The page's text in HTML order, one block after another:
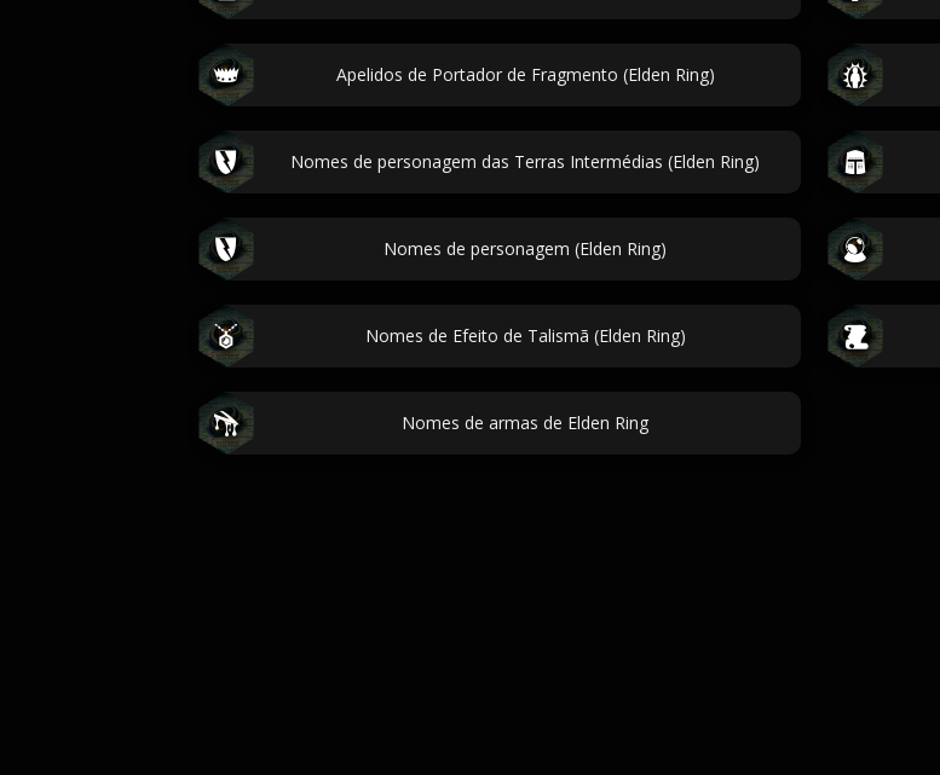
Apelidos de Portador de Fragmento (Elden Ring)
Nomes de personagem das Terras Intermédias (Elden Ring)
Nomes de personagem (Elden Ring)
Nomes de Efeito de Talismã (Elden Ring)
Nomes de armas de Elden Ring